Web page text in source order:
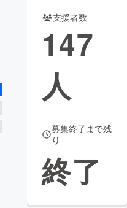
支援者数
147
人
募集終了まで残
り
終了